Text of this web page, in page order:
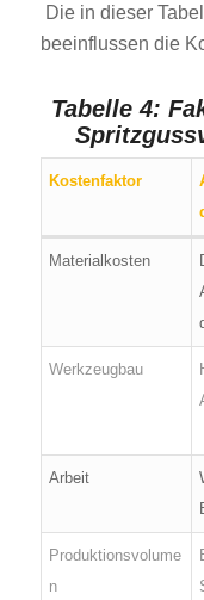
Die in dieser
beeinflussen die
Tabelle 4:
Kostenfaktor
Materialkosten
Werkzeugbau
Arbeit
Produktionsvolume
n